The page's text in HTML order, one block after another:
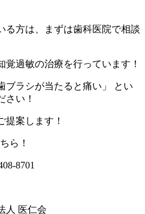
方は、
まずは歯科医院で相談
過敏の治療を行っています！
ブラシが当たると痛い」
とい
さい！
提案します！
ら！
8701
人 医仁会